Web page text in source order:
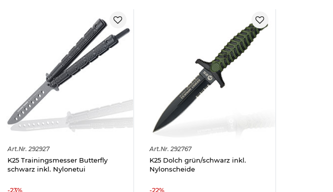
Art.Nr. 292927
K25 Trainingsmesser Butterfly
schwarz inkl. Nylonetui
-23%
Art.Nr. 292767
K25 Dolch grün/schwarz inkl.
Nylonscheide
-22%